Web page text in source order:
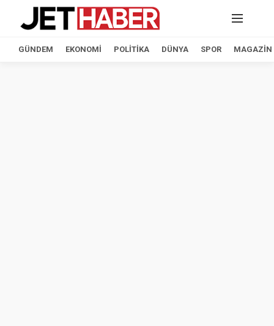
GÜNDEM EKONOMI POLITIKA DÜNYA SPOR MAGAZIN